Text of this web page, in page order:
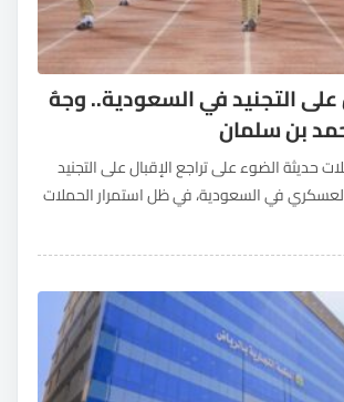
على التجنيد في السعودية.. وجهٌ
بن سلمان
حديثة الضوء على تراجع الإقبال على التجنيد
في السعودية، في ظل استمرار الحملات